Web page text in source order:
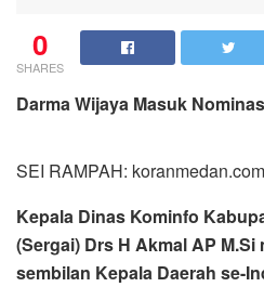
0
SHARES
Darma Wijaya Masuk
SEI RAMPAH: koranmedan.com
Kepala Dinas Kominfo
(Sergai) Drs H Akmal AP
sembilan Kepala Daerah se-